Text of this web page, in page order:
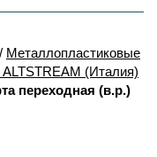
/ Металлопластиковые
(Италия)
переходная (в.р.)